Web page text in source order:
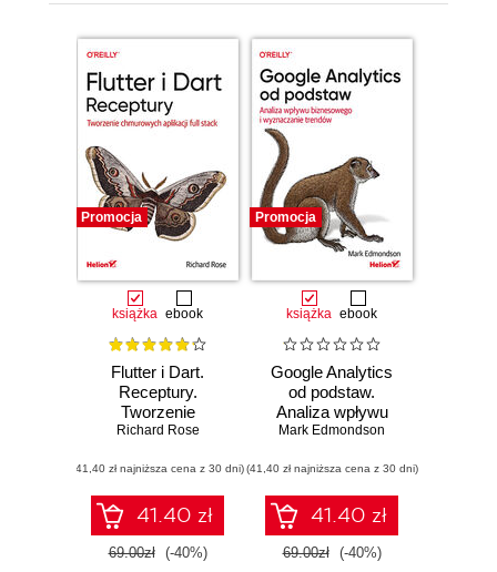
Promocja
książka ebook
Flutter i Dart.
Receptury.
Tworzenie
chmurowych
Richard Rose
(41,40 zł najniższa cena z 30 dni)
41.40 zł
69.00zł (-40%)
Promocja
książka ebook
Google Analytics
od podstaw.
Analiza wpływu
biznesowego i
trendów
Mark Edmondson
(41,40 zł najniższa cena z 30 dni)
41.40 zł
69.00zł (-40%)